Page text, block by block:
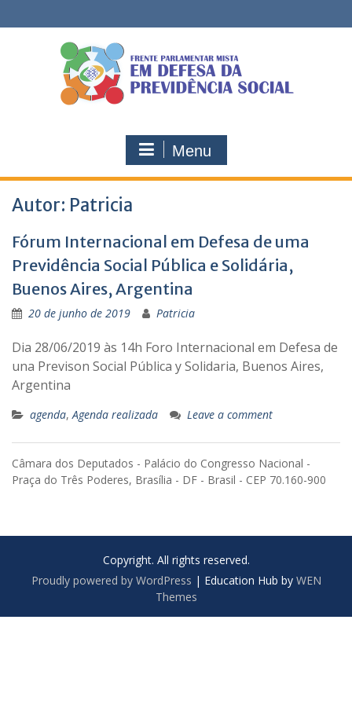
to
Menu
Autor: Patricia
Fórum Internacional em Defesa de uma
Previdência Social Pública e Solidária,
Buenos Aires, Argentina
20 de junho de 2019 Patricia
Dia 28/06/2019 às 14h Foro Internacional em Defesa de
una Previson Social Pública y Solidaria, Buenos Aires,
Argentina
agenda,Agenda realizada Leave a comment
Câmara dos Deputados - Palácio do Congresso Nacional -
Praça do Três Poderes, Brasília - DF - Brasil - CEP 70.160-900
Copyright. All rights reserved.
Proudly powered by WordPress | Education Hub by WEN
Themes